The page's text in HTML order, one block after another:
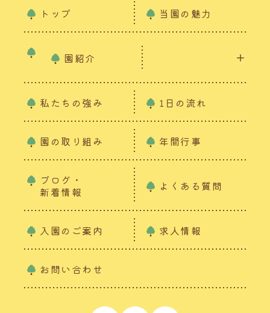
トップ 当園の魅力
園紹介
私たちの強み 1日の流れ
園の取り組み 年間行事
ブログ・
新着情報
よくある質問
入園のご案内 求人情報
お問い合わせ